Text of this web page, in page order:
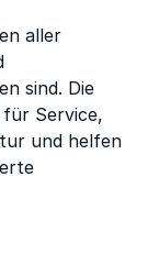
aller
sind. Die
Service,
und helfen